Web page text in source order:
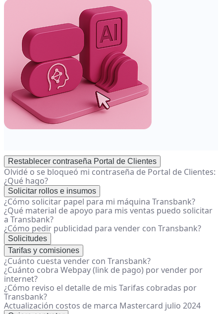
Restablecer contraseña Portal de Clientes
Olvidé o se bloqueó mi contraseña de Portal de Clientes:
¿Qué hago?
Solicitar rollos e insumos
¿Cómo solicitar papel para mi máquina Transbank?
¿Qué material de apoyo para mis ventas puedo solicitar
a Transbank?
¿Cómo pedir publicidad para vender con Transbank?
Solicitudes
Tarifas y comisiones
¿Cuánto cuesta vender con Transbank?
¿Cuánto cobra Webpay (link de pago) por vender por
internet?
¿Cómo reviso el detalle de mis Tarifas cobradas por
Transbank?
Actualización costos de marca Mastercard julio 2024